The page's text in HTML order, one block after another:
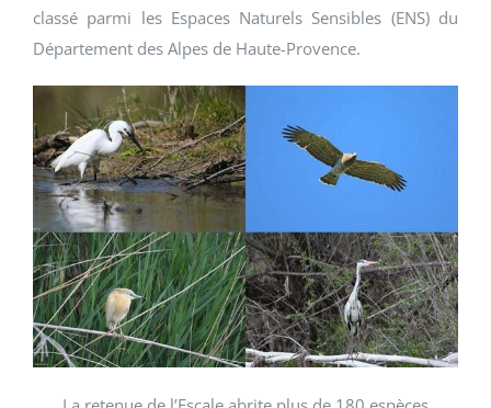
classé parmi les Espaces Naturels Sensibles (ENS) du
Département des Alpes de Haute-Provence.